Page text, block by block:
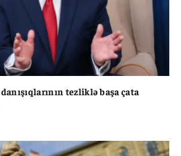
tezliklə başa çata